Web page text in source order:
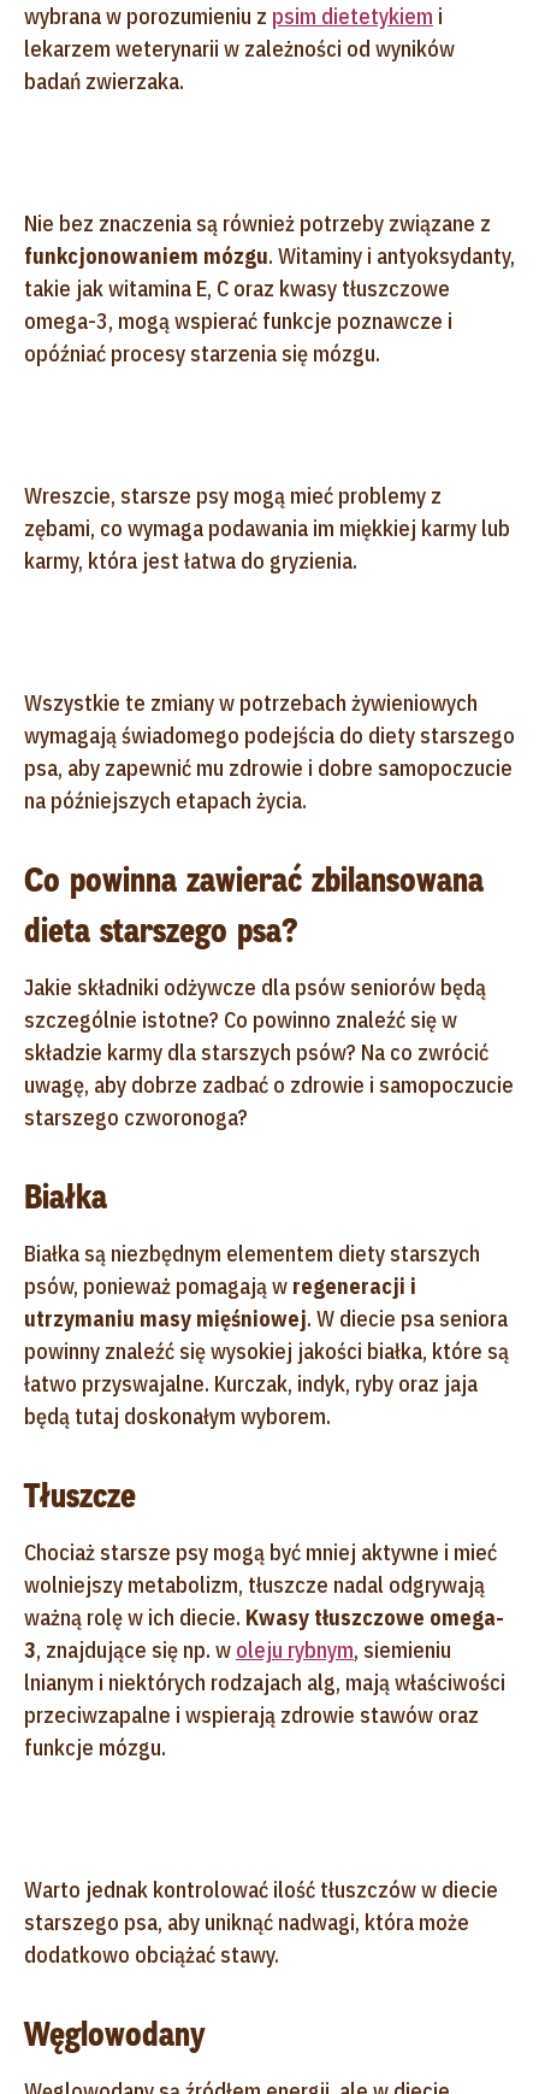
wybrana w porozumieniu z psim dietetykiem i
lekarzem weterynarii w zależności od wyników
badań zwierzaka.
Nie bez znaczenia są również potrzeby związane z
funkcjonowaniem mózgu. Witaminy i antyoksydanty,
takie jak witamina E, C oraz kwasy tłuszczowe
omega-3, mogą wspierać funkcje poznawcze i
opóźniać procesy starzenia się mózgu.
Wreszcie, starsze psy mogą mieć problemy z
zębami, co wymaga podawania im miękkiej karmy lub
karmy, która jest łatwa do gryzienia.
Wszystkie te zmiany w potrzebach żywieniowych
wymagają świadomego podejścia do diety starszego
psa, aby zapewnić mu zdrowie i dobre samopoczucie
na późniejszych etapach życia.
Co powinna zawierać zbilansowana
dieta starszego psa?
Jakie składniki odżywcze dla psów seniorów będą
szczególnie istotne? Co powinno znaleźć się w
składzie karmy dla starszych psów? Na co zwrócić
uwagę, aby dobrze zadbać o zdrowie i samopoczucie
starszego czworonoga?
Białka
Białka są niezbędnym elementem diety starszych
psów, ponieważ pomagają w regeneracji i
utrzymaniu masy mięśniowej. W diecie psa seniora
powinny znaleźć się wysokiej jakości białka, które są
łatwo przyswajalne. Kurczak, indyk, ryby oraz jaja
będą tutaj doskonałym wyborem.
Tłuszcze
Chociaż starsze psy mogą być mniej aktywne i mieć
wolniejszy metabolizm, tłuszcze nadal odgrywają
ważną rolę w ich diecie. Kwasy tłuszczowe omega-
3, znajdujące się np. w oleju rybnym, siemieniu
lnianym i niektórych rodzajach alg, mają właściwości
przeciwzapalne i wspierają zdrowie stawów oraz
funkcje mózgu.
Warto jednak kontrolować ilość tłuszczów w diecie
starszego psa, aby uniknąć nadwagi, która może
dodatkowo obciążać stawy.
Węglowodany